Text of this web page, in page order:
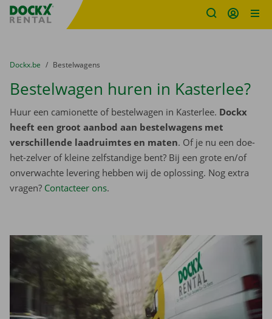
Fratello DEMO
U bevindt zich hier:
van
Dockx.be naar
Bestelwagens
Bestelwagen huren in Kasterlee?
Huur een camionette of bestelwagen in Kasterlee. Dockx
heeft een groot aanbod aan bestelwagens met
verschillende laadruimtes en maten. Of je nu een doe-
het-zelver of kleine zelfstandige bent? Bij een grote en/of
onverwachte levering hebben wij de oplossing. Nog extra
vragen? Contacteer ons.